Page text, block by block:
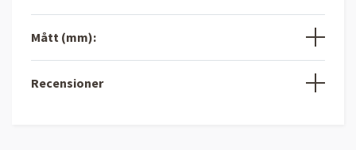
Mått (mm):
Recensioner